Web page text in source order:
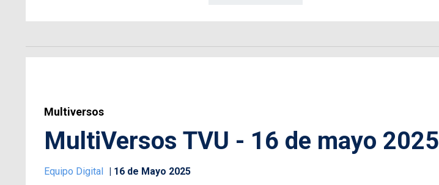
Multiversos
MultiVersos TVU - 16 de mayo 2025
Equipo Digital 16 de Mayo 2025